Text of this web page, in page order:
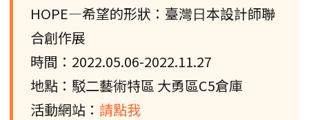
HOPE—希望的形狀：臺灣⽇本設計師聯
合創作展
時間：2022.05.06-2022.11.27
地點：駁二藝術特區 大勇區C5倉庫
活動網站： 請點我